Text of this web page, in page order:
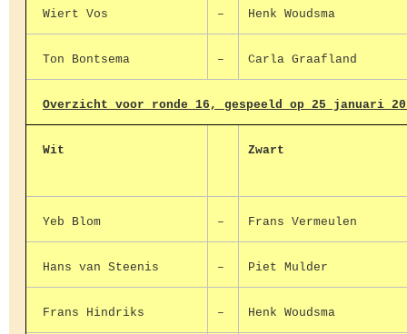
Wiert Vos – Henk Woudsma
Ton Bontsema – Carla Graafland
Overzicht voor ronde 16, gespeeld op 25 januari
Wit Zwart
Yeb Blom – Frans Vermeulen
Hans van Steenis – Piet Mulder
Frans Hindriks – Henk Woudsma